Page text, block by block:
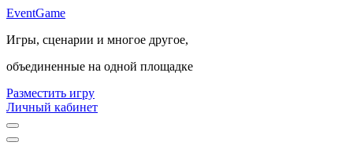
EventGame
Игры, сценарии и многое другое,
объединенные на одной площадке
Разместить игру
Личный кабинет